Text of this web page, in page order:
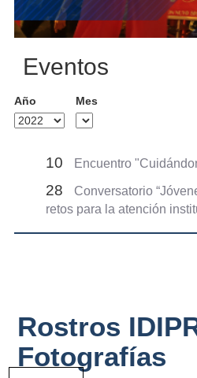
Eventos
Año Mes
10 Encuentro
28
Conversatorio
retos para la atención
Rostros
Fotografías